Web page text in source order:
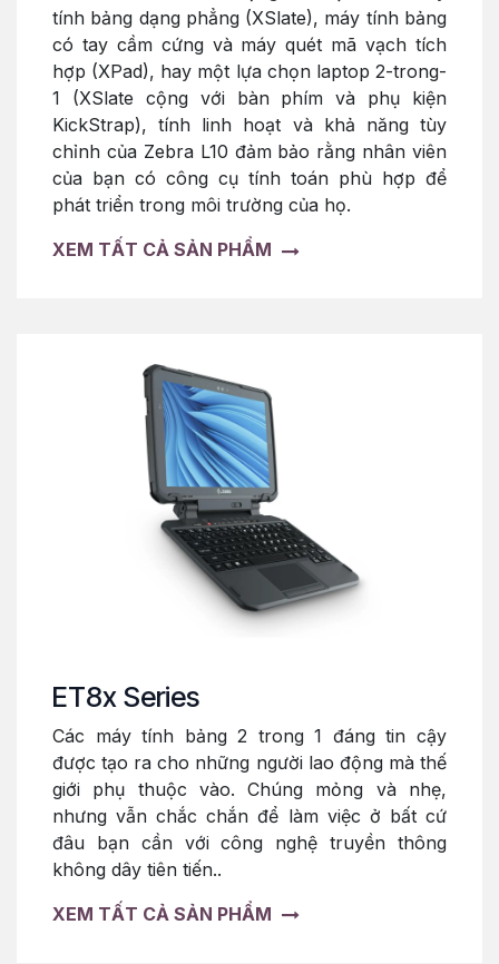
tính bảng dạng phẳng (XSlate), máy tính bảng
có tay cầm cứng và máy quét mã vạch tích
hợp (XPad), hay một lựa chọn laptop 2-trong-
1 (XSlate cộng với bàn phím và phụ kiện
KickStrap), tính linh hoạt và khả năng tùy
chỉnh của Zebra L10 đảm bảo rằng nhân viên
của bạn có công cụ tính toán phù hợp để
phát triển trong môi trường của họ.
XEM TẤT CẢ SẢN PHẨM
ET8x Series
Các máy tính bảng 2 trong 1 đáng tin cậy
được tạo ra cho những người lao động mà thế
giới phụ thuộc vào. Chúng mỏng và nhẹ,
nhưng vẫn chắc chắn để làm việc ở bất cứ
đâu bạn cần với công nghệ truyền thông
không dây tiên tiến..
XEM TẤT CẢ SẢN PHẨM